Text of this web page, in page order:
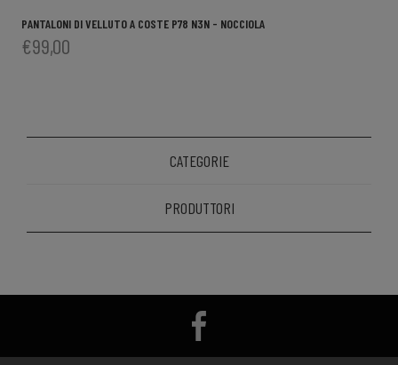
PANTALONI DI VELLUTO A COSTE P78 N3N - NOCCIOLA
€99,00
CATEGORIE
PRODUTTORI